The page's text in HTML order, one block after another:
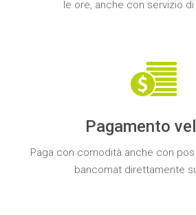
le ore, anche con servizio
Pagamento
Paga con comodità anche con
bancomat direttamente